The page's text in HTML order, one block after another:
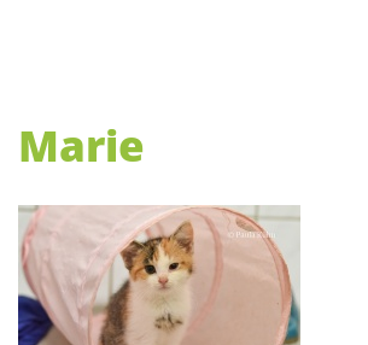
Marie